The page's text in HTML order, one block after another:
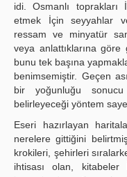
idi. Osmanlı toprakları
etmek İçin seyyahlar
ressam ve minyatür
veya anlattıklarına
bunu tek başına
benimsemiştir. Geçen
bir yoğunluğu
belirleyeceği yöntem
Eseri hazırlayan
nerelere gittiğini
krokileri, şehirleri
ihtisası olan, kitabeler